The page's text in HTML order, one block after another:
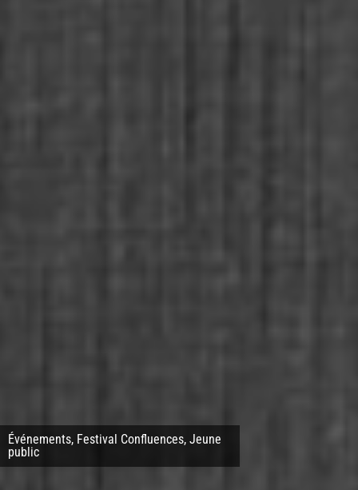
Événements, Festival Confluences, Jeune
public